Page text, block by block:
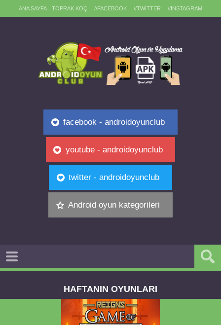
ANA SAYFA TOPRAK KOÇ //FACEBOOK //TWITTER //INSTAGRAM
facebook - androidoyunclub
youtube - androidoyunclub
twitter - androidoyunclub
Android oyun kategorileri
HAFTANIN OYUNLARI